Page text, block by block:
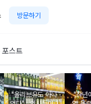
방문하기
포스트
"올리브유도 아니
"작년